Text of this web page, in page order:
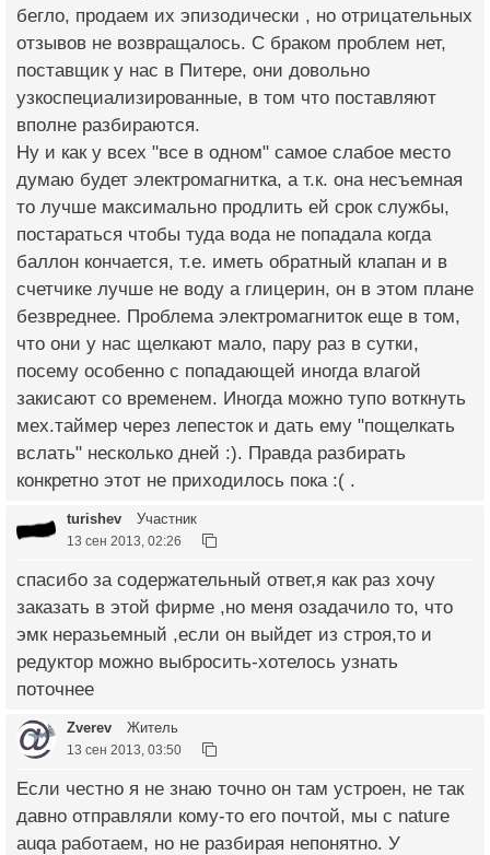
бегло, продаем их эпизодически , но отрицательных
отзывов не возвращалось. С браком проблем нет,
поставщик у нас в Питере, они довольно
узкоспециализированные, в том что поставляют
вполне разбираются.
Ну и как у всех "все в одном" самое слабое место
думаю будет электромагнитка, а т.к. она несъемная
то лучше максимально продлить ей срок службы,
постараться чтобы туда вода не попадала когда
баллон кончается, т.е. иметь обратный клапан и в
счетчике лучше не воду а глицерин, он в этом плане
безвреднее. Проблема электромагниток еще в том,
что они у нас щелкают мало, пару раз в сутки,
посему особенно с попадающей иногда влагой
закисают со временем. Иногда можно тупо воткнуть
мех.таймер через лепесток и дать ему "пощелкать
вслать" несколько дней :). Правда разбирать
конкретно этот не приходилось пока :( .
turishev Участник
13 сен 2013, 02:26
спасибо за содержательный ответ,я как раз хочу
заказать в этой фирме ,но меня озадачило то, что
эмк неразьемный ,если он выйдет из строя,то и
редуктор можно выбросить-хотелось узнать
поточнее
Zverev Житель
13 сен 2013, 03:50
Если честно я не знаю точно он там устроен, не так
давно отправляли кому-то его почтой, мы с nature
auqa работаем, но не разбирая непонятно. У